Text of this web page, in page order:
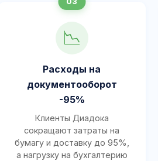
📉
Расходы на
документооборот
-95%
Клиенты Диадока
сокращают затраты на
бумагу и доставку до 95%,
а нагрузку на бухгалтерию